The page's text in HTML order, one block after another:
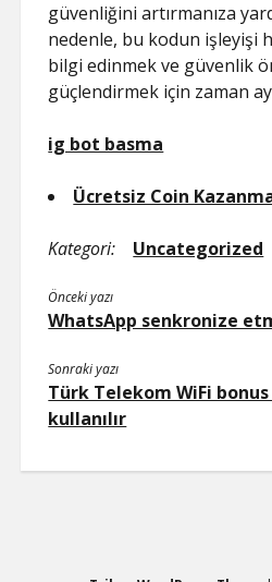
güvenliğini artırmanıza
nedenle, bu kodun işleyişi
bilgi edinmek ve güvenlik
güçlendirmek için zaman
ig bot basma
Ücretsiz Coin
Kategori: Uncategorized
Önceki yazı
WhatsApp senkronize
Sonraki yazı
Türk Telekom WiFi bonus
kullanılır